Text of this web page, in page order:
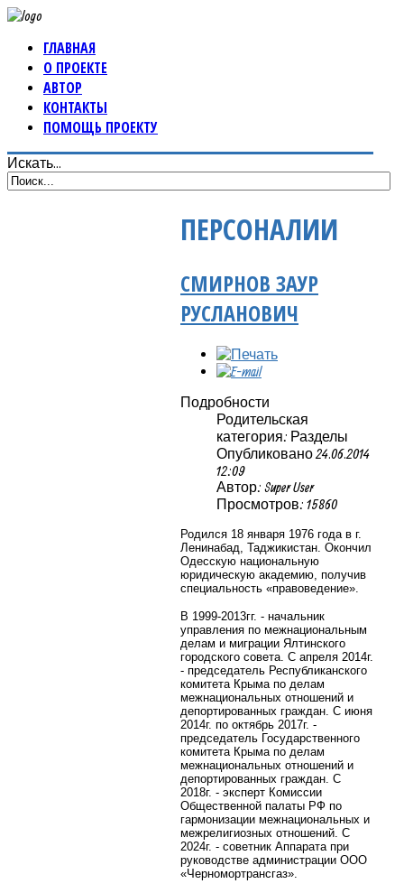
ГЛАВНАЯ
О ПРОЕКТЕ
АВТОР
КОНТАКТЫ
ПОМОЩЬ ПРОЕКТУ
Искать...
ПЕРСОНАЛИИ
СМИРНОВ ЗАУР
РУСЛАНОВИЧ
Подробности
Родительская
категория: Разделы
Опубликовано 24.06.2014
12:09
Автор: Super User
Просмотров: 15860
Родился 18 января 1976 года в г.
Ленинабад, Таджикистан. Окончил
Одесскую национальную
юридическую академию, получив
специальность «правоведение».
В 1999-2013гг. - начальник
управления по межнациональным
делам и миграции Ялтинского
городского совета. С апреля 2014г.
- председатель Республиканского
комитета Крыма по делам
межнациональных отношений и
депортированных граждан. С июня
2014г. по октябрь 2017г. -
председатель Государственного
комитета Крыма по делам
межнациональных отношений и
депортированных граждан. С
2018г. - эксперт Комиссии
Общественной палаты РФ по
гармонизации межнациональных и
межрелигиозных отношений. С
2024г. - советник Аппарата при
руководстве администрации ООО
«Черномортрансгаз».